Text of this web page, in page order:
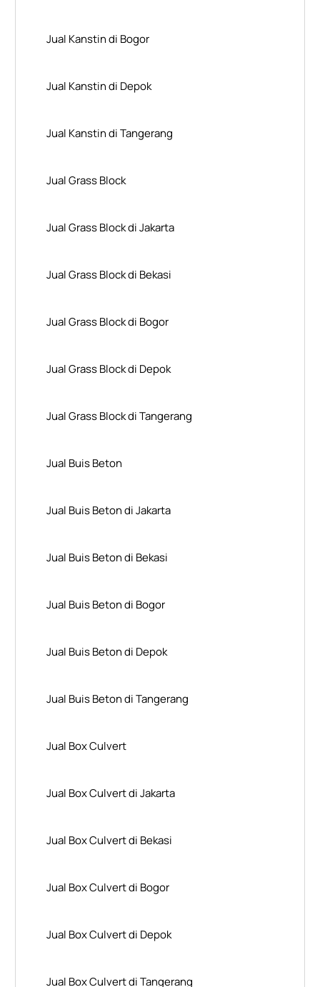
Jual Kanstin di Bogor
Jual Kanstin di Depok
Jual Kanstin di Tangerang
Jual Grass Block
Jual Grass Block di Jakarta
Jual Grass Block di Bekasi
Jual Grass Block di Bogor
Jual Grass Block di Depok
Jual Grass Block di Tangerang
Jual Buis Beton
Jual Buis Beton di Jakarta
Jual Buis Beton di Bekasi
Jual Buis Beton di Bogor
Jual Buis Beton di Depok
Jual Buis Beton di Tangerang
Jual Box Culvert
Jual Box Culvert di Jakarta
Jual Box Culvert di Bekasi
Jual Box Culvert di Bogor
Jual Box Culvert di Depok
Jual Box Culvert di Tangerang